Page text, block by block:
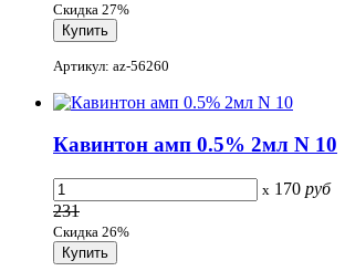
Скидка 27%
Артикул: az-56260
Кавинтон амп 0.5% 2мл N 10
x 170 руб
231
Скидка 26%